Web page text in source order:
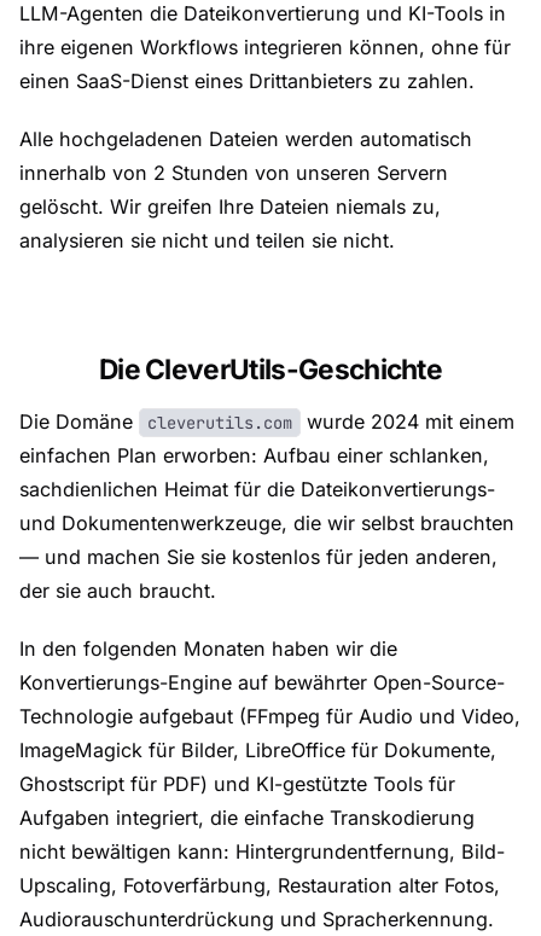
LLM-Agenten die Dateikonvertierung und KI-Tools in
ihre eigenen Workflows integrieren können, ohne für
einen SaaS-Dienst eines Drittanbieters zu zahlen.
Alle hochgeladenen Dateien werden automatisch
innerhalb von 2 Stunden von unseren Servern
gelöscht. Wir greifen Ihre Dateien niemals zu,
analysieren sie nicht und teilen sie nicht.
Die CleverUtils-Geschichte
Die Domäne cleverutils.com
wurde 2024 mit einem
einfachen Plan erworben: Aufbau einer schlanken,
sachdienlichen Heimat für die Dateikonvertierungs-
und Dokumentenwerkzeuge, die wir selbst brauchten
— und machen Sie sie kostenlos für jeden anderen,
der sie auch braucht.
In den folgenden Monaten haben wir die
Konvertierungs-Engine auf bewährter Open-Source-
Technologie aufgebaut (FFmpeg für Audio und Video,
ImageMagick für Bilder, LibreOffice für Dokumente,
Ghostscript für PDF) und KI-gestützte Tools für
Aufgaben integriert, die einfache Transkodierung
nicht bewältigen kann: Hintergrundentfernung, Bild-
Upscaling, Fotoverfärbung, Restauration alter Fotos,
Audiorauschunterdrückung und Spracherkennung.